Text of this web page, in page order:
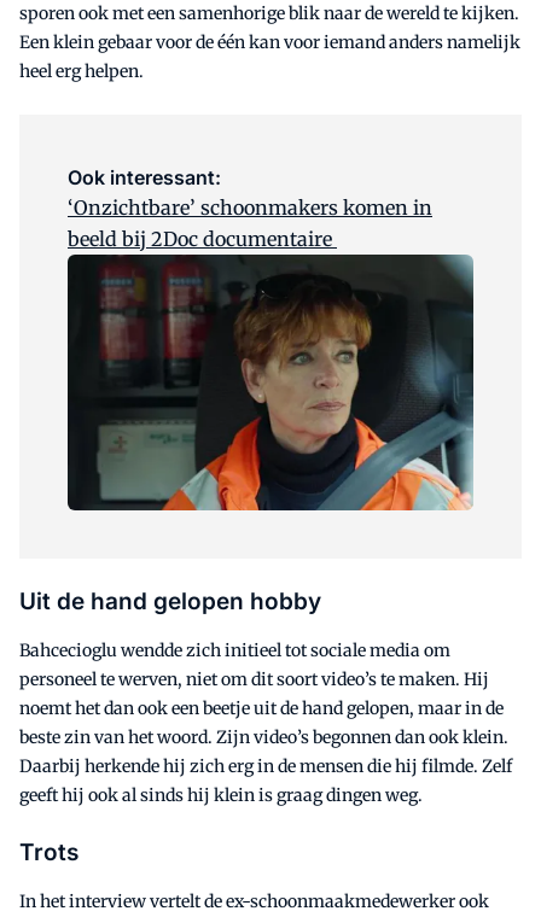
sporen ook met een samenhorige blik naar de wereld te kijken.
Een klein gebaar voor de één kan voor iemand anders namelijk
heel erg helpen.
Ook interessant:
‘Onzichtbare’ schoonmakers komen in
beeld bij 2Doc documentaire
Uit de hand gelopen hobby
Bahcecioglu wendde zich initieel tot sociale media om
personeel te werven, niet om dit soort video’s te maken. Hij
noemt het dan ook een beetje uit de hand gelopen, maar in de
beste zin van het woord. Zijn video’s begonnen dan ook klein.
Daarbij herkende hij zich erg in de mensen die hij filmde. Zelf
geeft hij ook al sinds hij klein is graag dingen weg.
Trots
In het interview vertelt de ex-schoonmaakmedewerker ook